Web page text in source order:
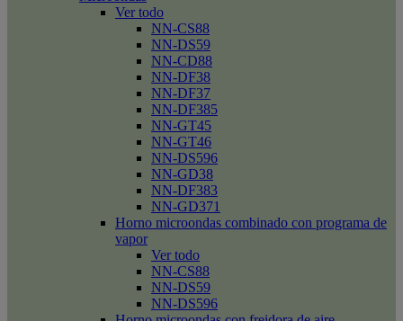
Ver todo
NN-CS88
NN-DS59
NN-CD88
NN-DF38
NN-DF37
NN-DF385
NN-GT45
NN-GT46
NN-DS596
NN-GD38
NN-DF383
NN-GD371
Horno microondas combinado con programa de
vapor
Ver todo
NN-CS88
NN-DS59
NN-DS596